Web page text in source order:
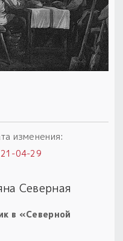
изменения:
04-29
Северная
в «Северной